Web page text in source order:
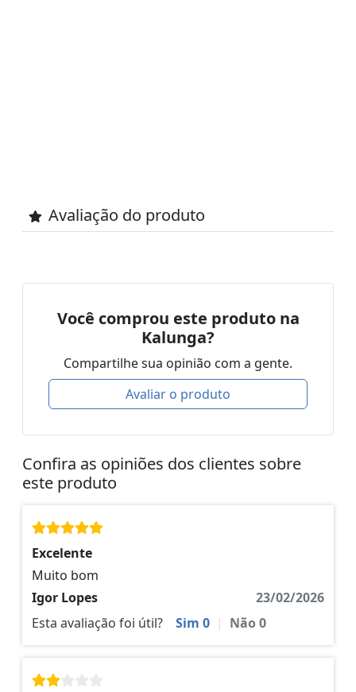
Avaliação do produto
Você comprou este produto na
Kalunga?
Compartilhe sua opinião com a gente.
Avaliar o produto
Confira as opiniões dos clientes sobre
este produto
Excelente
Muito bom
Igor Lopes
23/02/2026
Esta avaliação foi útil?
Sim 0 | Não0